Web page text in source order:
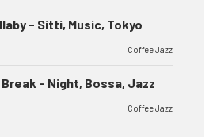
- Sitti, Music, Tokyo
Coffee Jazz
- Night, Bossa, Jazz
Coffee Jazz